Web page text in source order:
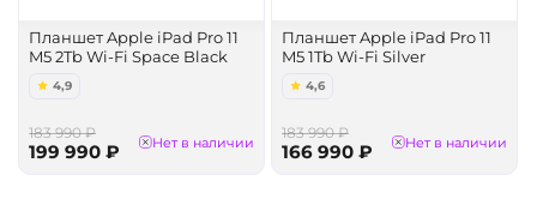
Планшет Apple iPad Pro 11
M5 2Tb Wi-Fi Space Black
4,9
183 990 ₽
199 990 ₽ Нет в наличии
Планшет Apple iPad Pro 11
M5 1Tb Wi-Fi Silver
4,6
183 990 ₽
166 990 ₽ Нет в наличии